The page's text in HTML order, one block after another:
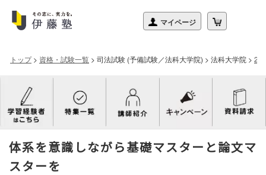
トップ> 資格・試験一覧 > 司法試験 (予備試験／法科大学院) > 法科大学院 >
体系を意識しながら基礎マスターと論文マ
スターを